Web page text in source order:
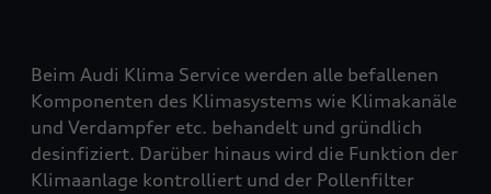
Beim Audi Klima Service werden alle befallenen
Komponenten des Klimasystems wie Klimakanäle
und Verdampfer etc. behandelt und gründlich
desinfiziert. Darüber hinaus wird die Funktion der
Klimaanlage kontrolliert und der Pollenfilter